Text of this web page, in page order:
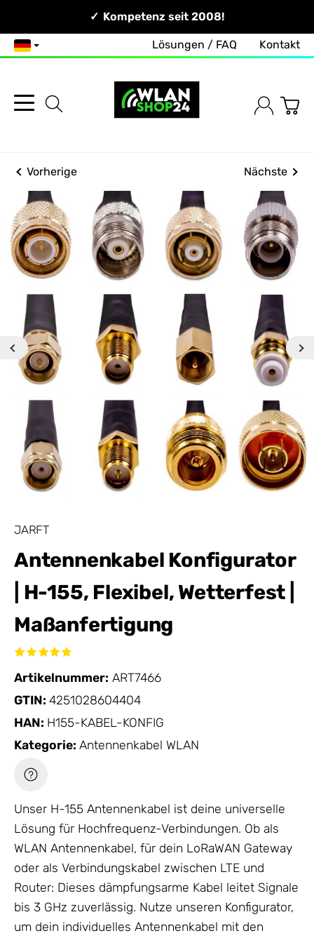
Persönlich & Erreichbar!Kompetenz seit 2008!
Deutsch Lösungen / FAQ Kontakt
Vorherige Nächste
JARFT
Antennenkabel Konfigurator
| H-155, Flexibel, Wetterfest |
Maßanfertigung
Artikelnummer: ART7466
GTIN: 4251028604404
HAN: H155-KABEL-KONFIG
Kategorie: Antennenkabel WLAN
Unser H-155 Antennenkabel ist deine universelle
Lösung für Hochfrequenz-Verbindungen. Ob als
WLAN Antennenkabel, für dein LoRaWAN Gateway
oder als Verbindungskabel zwischen LTE und
Router: Dieses dämpfungsarme Kabel leitet Signale
bis 3 GHz zuverlässig. Nutze unseren Konfigurator,
um dein individuelles Antennenkabel mit den